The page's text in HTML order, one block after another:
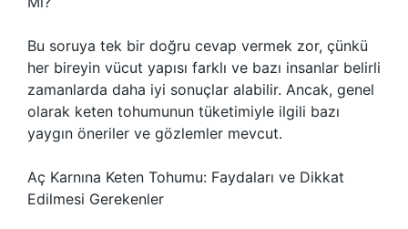
Bu soruya tek bir doğru cevap vermek zor, çünkü
her bireyin vücut yapısı farklı ve bazı insanlar belirli
zamanlarda daha iyi sonuçlar alabilir. Ancak, genel
olarak keten tohumunun tüketimiyle ilgili bazı
yaygın öneriler ve gözlemler mevcut.
Aç Karnına Keten Tohumu: Faydaları ve Dikkat
Edilmesi Gerekenler